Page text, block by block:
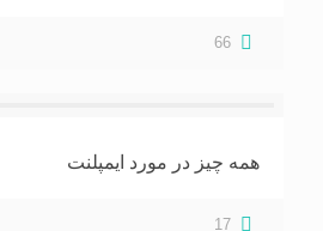
66
همه چیز در مورد ایمپلنت
17